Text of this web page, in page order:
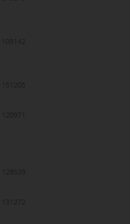
109142
151205
120971
128539
131272